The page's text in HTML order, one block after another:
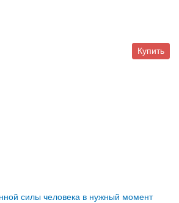
Купить
силы человека в нужный момент